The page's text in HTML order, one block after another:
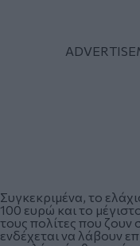
Συγκεκριμένα, το
100 ευρώ και το
τους πολίτες που ζουν
ενδέχεται να λάβουν